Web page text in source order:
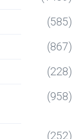
(585)
(867)
(228)
(958)
(252)